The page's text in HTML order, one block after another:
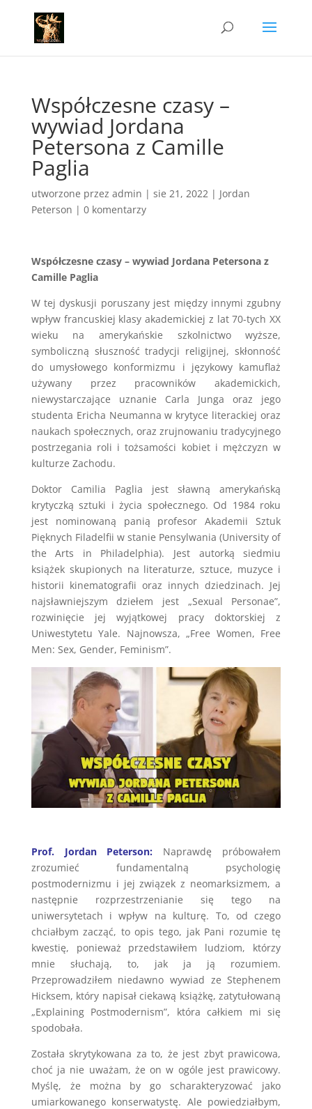
Współczesne czasy –
wywiad Jordana
Petersona z Camille
Paglia
utworzone przez admin | sie 21, 2022| Jordan
Peterson | 0 komentarzy
Współczesne czasy – wywiad Jordana Petersona z
Camille Paglia
W tej dyskusji poruszany jest między innymi zgubny
wpływ francuskiej klasy akademickiej z lat 70-tych XX
wieku na amerykańskie szkolnictwo wyższe,
symboliczną słuszność tradycji religijnej, skłonność
do umysłowego konformizmu i językowy kamuflaż
używany przez pracowników akademickich,
niewystarczające uznanie Carla Junga oraz jego
studenta Ericha Neumanna w krytyce literackiej oraz
naukach społecznych, oraz zrujnowaniu tradycyjnego
postrzegania roli i tożsamości kobiet i mężczyzn w
kulturze Zachodu.
Doktor Camilia Paglia jest sławną amerykańską
krytyczką sztuki i życia społecznego. Od 1984 roku
jest nominowaną panią profesor Akademii Sztuk
Pięknych Filadelfii w stanie Pensylwania (University of
the Arts in Philadelphia). Jest autorką siedmiu
książek skupionych na literaturze, sztuce, muzyce i
historii kinematografii oraz innych dziedzinach. Jej
najsławniejszym dziełem jest „Sexual Personae”,
rozwinięcie jej wyjątkowej pracy doktorskiej z
Uniwestytetu Yale. Najnowsza, „Free Women, Free
Men: Sex, Gender, Feminism”.
Prof. Jordan Peterson:
Naprawdę próbowałem
zrozumieć fundamentalną psychologię
postmodernizmu i jej związek z neomarksizmem, a
następnie rozprzestrzenianie się tego na
uniwersytetach i wpływ na kulturę. To, od czego
chciałbym zacząć, to opis tego, jak Pani rozumie tę
kwestię, ponieważ przedstawiłem ludziom, którzy
mnie słuchają, to, jak ja ją rozumiem.
Przeprowadziłem niedawno wywiad ze Stephenem
Hicksem, który napisał ciekawą książkę, zatytułowaną
„Explaining Postmodernism”, która całkiem mi się
spodobała.
Została skrytykowana za to, że jest zbyt prawicowa,
choć ja nie uważam, że on w ogóle jest prawicowy.
Myślę, że można by go scharakteryzować jako
umiarkowanego konserwatystę. Ale powiedziałbym,